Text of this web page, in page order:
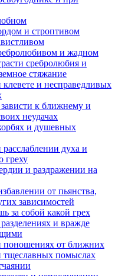
и строптивом
и жадном
сребролюбия и
стяжание
и несправедливых
к ближнему и
неудачах
и душевных
духа и
греху
и раздражении на
от пьянства,
зависимостей
за собой какой грех
и вражде
от ближних
помыслах